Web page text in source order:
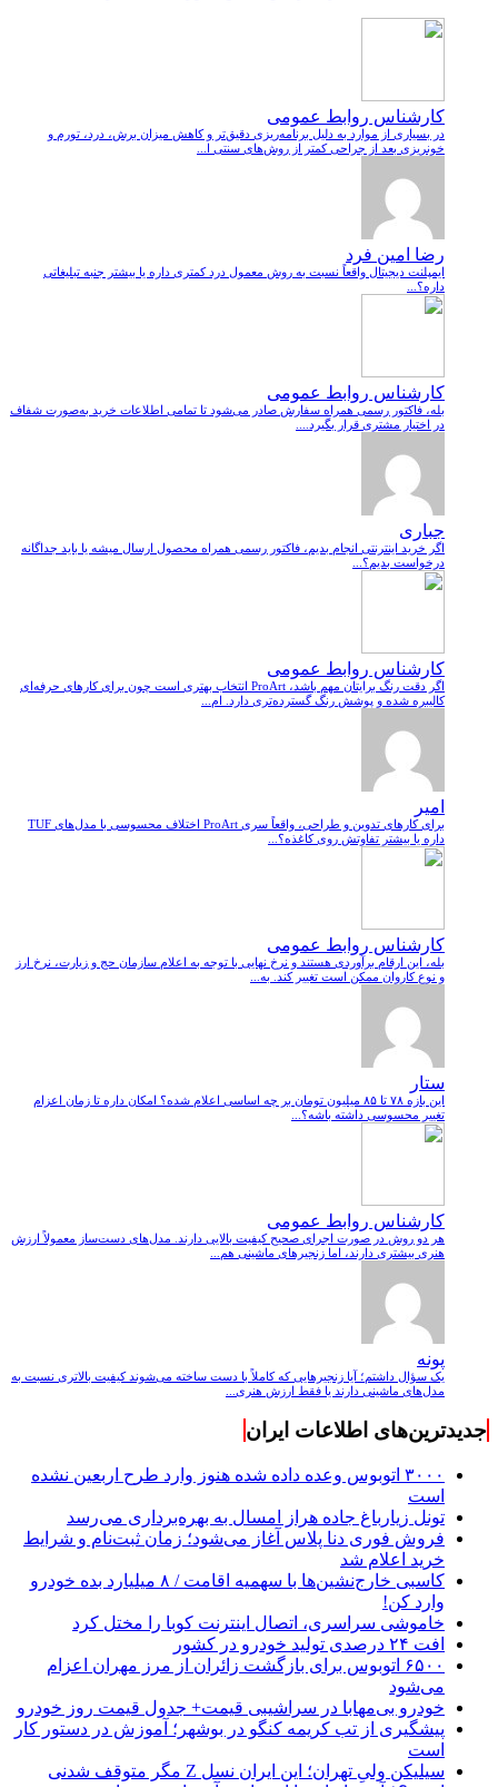
کارشناس روابط عمومی
در بسیاری از موارد به دلیل برنامه‌ریزی دقیق‌تر و کاهش میزان برش، درد، تورم و
خونریزی بعد از جراحی کمتر از روش‌های سنتی ا...
رضا امین فرد
ایمپلنت دیجیتال واقعاً نسبت به روش معمول درد کمتری داره یا بیشتر جنبه تبلیغاتی
داره؟...
کارشناس روابط عمومی
بله، فاکتور رسمی همراه سفارش صادر می‌شود تا تمامی اطلاعات خرید به‌صورت شفاف
در اختیار مشتری قرار بگیرد....
جباری
اگر خرید اینترنتی انجام بدیم، فاکتور رسمی همراه محصول ارسال میشه یا باید جداگانه
درخواست بدیم؟...
کارشناس روابط عمومی
اگر دقت رنگ برایتان مهم باشد، ProArt انتخاب بهتری است چون برای کارهای حرفه‌ای
کالیبره شده و پوشش رنگ گسترده‌تری دارد. ام...
امیر
برای کارهای تدوین و طراحی، واقعاً سری ProArt اختلاف محسوسی با مدل‌های TUF
داره یا بیشتر تفاوتش روی کاغذه؟...
کارشناس روابط عمومی
بله، این ارقام برآوردی هستند و نرخ نهایی با توجه به اعلام سازمان حج و زیارت، نرخ ارز
و نوع کاروان ممکن است تغییر کند. به...
ستار
این بازه ۷۸ تا ۸۵ میلیون تومان بر چه اساسی اعلام شده؟ امکان داره تا زمان اعزام
تغییر محسوسی داشته باشه؟...
کارشناس روابط عمومی
هر دو روش در صورت اجرای صحیح کیفیت بالایی دارند. مدل‌های دست‌ساز معمولاً ارزش
هنری بیشتری دارند، اما زنجیرهای ماشینی هم...
پونه
یک سؤال داشتم؛ آیا زنجیرهایی که کاملاً با دست ساخته می‌شوند کیفیت بالاتری نسبت به
مدل‌های ماشینی دارند یا فقط ارزش هنری...
جدیدترین‌های اطلاعات ایران
۳۰۰۰ اتوبوس وعده داده شده هنوز وارد طرح اربعین نشده
است
تونل زیارباغ جاده هراز امسال به بهره‌برداری می‌رسد
فروش فوری دنا پلاس آغاز می‌شود؛ زمان ثبت‌نام و شرایط
خرید اعلام شد
کاسبی خارج‌نشین‌ها با سهمیه اقامت / ۸ میلیارد بده خودرو
وارد کن!
خاموشی سراسری، اتصال اینترنت کوبا را مختل کرد
افت ۲۴ درصدی تولید خودرو در کشور
۶۵۰۰ اتوبوس برای بازگشت زائران از مرز مهران اعزام
می‌شود
خودرو بی‌مهابا در سراشیبی قیمت+ جدول قیمت روز خودرو
پیشگیری از تب کریمه کنگو در بوشهر؛ آموزش در دستور کار
است
سیلیکن ولیِ تهران؛ این ایران نسل Z مگر متوقف شدنی